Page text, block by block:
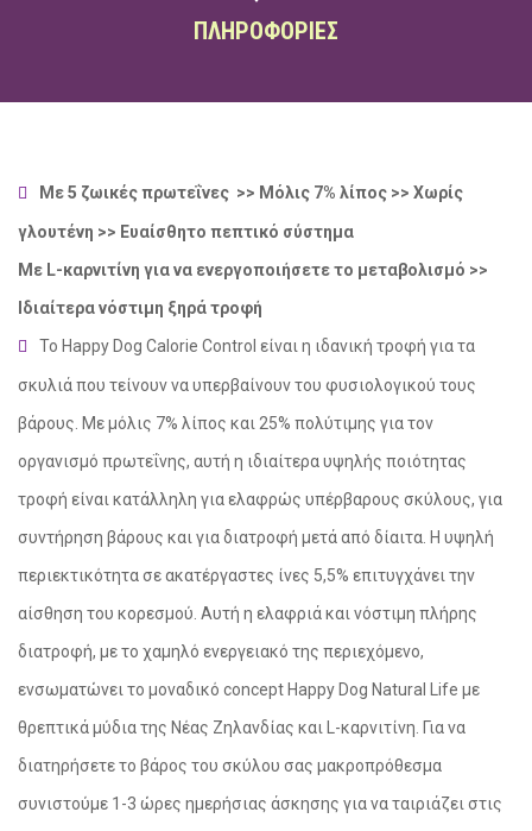
ΠΛΗΡΟΦΟΡΙΕΣ
Με 5 ζωικές πρωτεΐνες >> Μόλις 7% λίπος >> Χωρίς
γλουτένη >> Ευαίσθητο πεπτικό σύστημα
Με L-καρνιτίνη για να ενεργοποιήσετε το μεταβολισμό >>
Ιδιαίτερανόστιμη ξηρά τροφή
Το Happy Dog Calorie Control είναι η ιδανική τροφή για τα
σκυλιά που τείνουν να υπερβαίνουν του φυσιολογικού τους
βάρους. Με μόλις 7% λίπος και 25% πολύτιμης για τον
οργανισμό πρωτεΐνης, αυτή η ιδιαίτερα υψηλής ποιότητας
τροφή είναι κατάλληλη για ελαφρώς υπέρβαρους σκύλους, για
συντήρηση βάρους και για διατροφή μετά από δίαιτα. Η υψηλή
περιεκτικότητα σε ακατέργαστες ίνες 5,5% επιτυγχάνει την
αίσθηση του κορεσμού. Αυτή η ελαφριά και νόστιμη πλήρης
διατροφή, με το χαμηλό ενεργειακό της περιεχόμενο,
ενσωματώνει το μοναδικό concept Happy Dog Natural Life με
θρεπτικά μύδια της Νέας Ζηλανδίας και L-καρνιτίνη. Για να
διατηρήσετε το βάρος του σκύλου σας μακροπρόθεσμα
συνιστούμε 1-3 ώρες ημερήσιας άσκησης για να ταιριάζει στις